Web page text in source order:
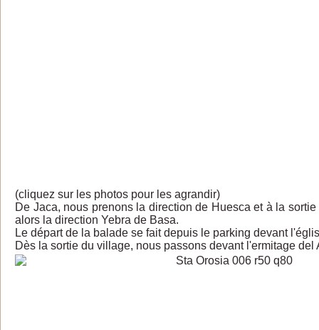
(cliquez sur les photos pour les agrandir)
De Jaca, nous prenons la direction de Huesca et à la
alors la direction Yebra de Basa.
Le départ de la balade se fait depuis le parking devant
Dès la sortie du village, nous passons devant l'ermitage del